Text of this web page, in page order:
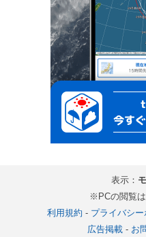
表示：
※PCの閲覧
利用規約 - プライバシ
広告掲載- お